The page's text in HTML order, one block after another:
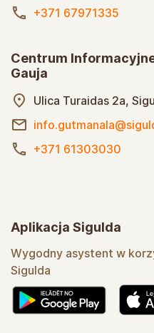
+371 67971335
Centrum
Gauja
Ulica Turaidas 2a,
+371 61303030
Aplikacja Sigulda
Wygodny asystent w
Sigulda